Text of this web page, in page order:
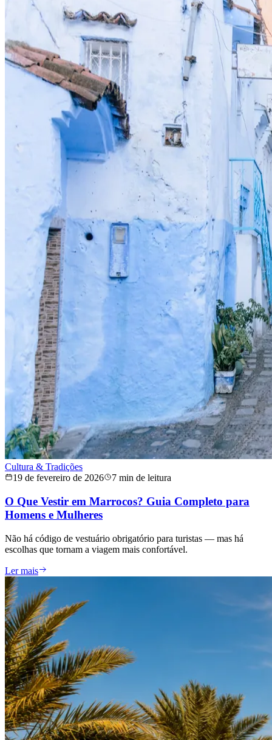
Cultura & Tradições
19 de fevereiro de 2026
7 min de leitura
O Que Vestir em Marrocos? Guia Completo para
Homens e Mulheres
Não há código de vestuário obrigatório para turistas — mas há
escolhas que tornam a viagem mais confortável.
Ler mais